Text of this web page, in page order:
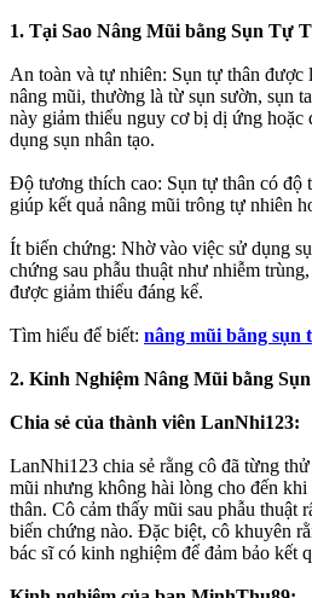
1. Tại Sao Nâng Mũi bằng Sụn Tự
An toàn và tự nhiên: Sụn tự thân được
nâng mũi, thường là từ sụn sườn, sụn
này giảm thiểu nguy cơ bị dị ứng hoặc
dụng sụn nhân tạo.
Độ tương thích cao: Sụn tự thân có độ
giúp kết quả nâng mũi trông tự nhiên
Ít biến chứng: Nhờ vào việc sử dụng
chứng sau phẫu thuật như nhiễm
được giảm thiểu đáng kể.
Tìm hiểu để biết: nâng mũi bằng sụn
2. Kinh Nghiệm Nâng Mũi bằng
Chia sẻ của thành viên LanNhi123:
LanNhi123 chia sẻ rằng cô đã từng
mũi nhưng không hài lòng cho đến
thân. Cô cảm thấy mũi sau phẫu thuật
biến chứng nào. Đặc biệt, cô khuyên
bác sĩ có kinh nghiệm để đảm bảo kết